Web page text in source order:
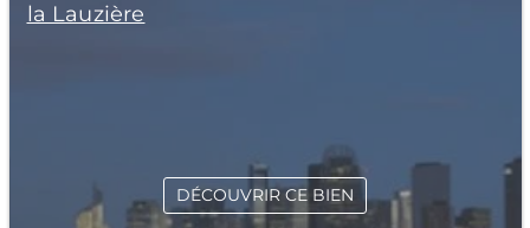
la Lauzière
DÉCOUVRIR CE BIEN